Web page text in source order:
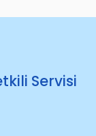
Servisi